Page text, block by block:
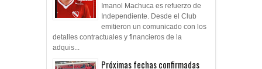
Imanol Machuca es refuerzo de
Independiente. Desde el Club
emitieron un comunicado con los
detalles contractuales y financieros de la
adquis...
Próximas fechas confirmadas